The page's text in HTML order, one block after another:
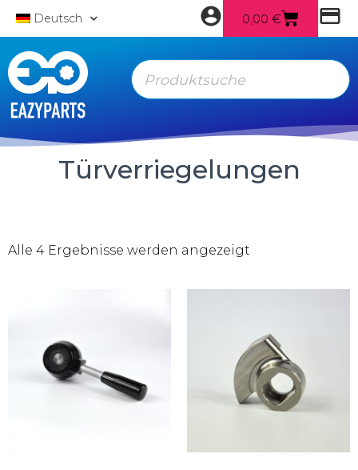
Deutsch 0,00 €
Türverriegelungen
Alle 4 Ergebnisse werden angezeigt